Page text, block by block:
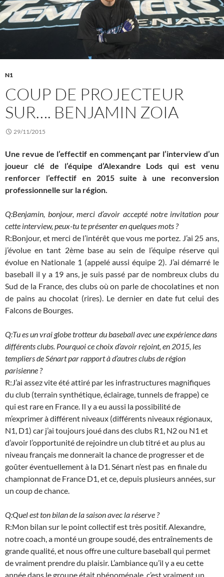
N1
COUP DE PROJECTEUR
SUR…. BENJAMIN ZOIA
29/11/2015
Une revue de l’effectif en commençant par l’interview d’un
joueur clé de l’équipe d’Alexandre Lods qui est venu
renforcer l’effectif en 2015 suite à une reconversion
professionnelle sur la région.
Q:Benjamin, bonjour, merci d’avoir accepté notre invitation pour
cette interview, peux-tu te présenter en quelques mots ?
R:Bonjour, et merci de l’intérêt que vous me portez. J’ai 25 ans,
j’évolue en tant 2ème base au sein de l’équipe réserve qui
évolue en Nationale 1 (appelé aussi équipe 2). J’ai démarré le
baseball il y a 19 ans, je suis passé par de nombreux clubs du
Sud de la France, des clubs où on parle de chocolatines et non
de pains au chocolat (rires). Le dernier en date fut celui des
Falcons de Bourges.
Q:Tu es un vrai globe trotteur du baseball avec une expérience dans
différents clubs. Pourquoi ce choix d’avoir rejoint, en 2015, les
templiers de Sénart par rapport à d’autres clubs de région
parisienne ?
R:J’ai assez vite été attiré par les infrastructures magnifiques
du club (terrain synthétique, éclairage, tunnels de frappe) ce
qui est rare en France. Il y a eu aussi la possibilité de
m’exprimer à différent niveaux (différents niveaux régionaux,
N1, D1) car j’ai toujours joué dans des clubs R1, N2 ou N1 et
d’avoir l’opportunité de rejoindre un club titré et au plus au
niveau français me donnerait la chance de progresser et de
goûter éventuellement à la D1. Sénart n’est pas en finale du
championnat de France D1, et ce, depuis plusieurs années, sur
un coup de chance.
Q:Quel est ton bilan de la saison avec la réserve ?
R:Mon bilan sur le point collectif est très positif. Alexandre,
notre coach, a monté un groupe soudé, des entraînements de
grande qualité, et nous offre une culture baseball qui permet
de vraiment prendre du plaisir. L’ambiance qu’il y a eu cette
année dans le groupe était phénoménale, c’est vraiment un